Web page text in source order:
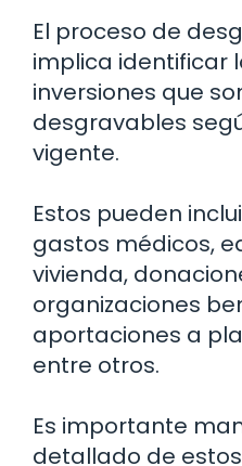
El proceso de
implica identificar
inversiones que
desgravables
vigente.
Estos pueden
gastos médicos,
vivienda,
organizaciones
aportaciones a
entre otros.
Es importante
detallado de